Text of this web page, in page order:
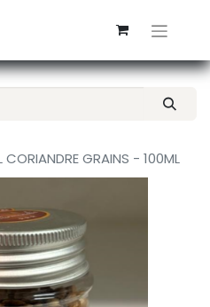
CORIANDRE GRAINS - 100ML